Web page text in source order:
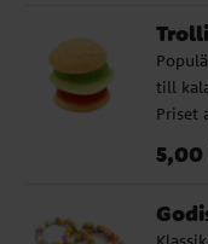
till
Priset
Pris:
5,00